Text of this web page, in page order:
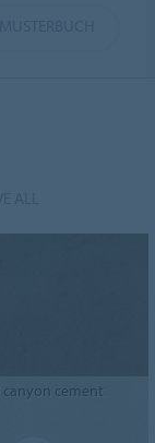
canyon cement